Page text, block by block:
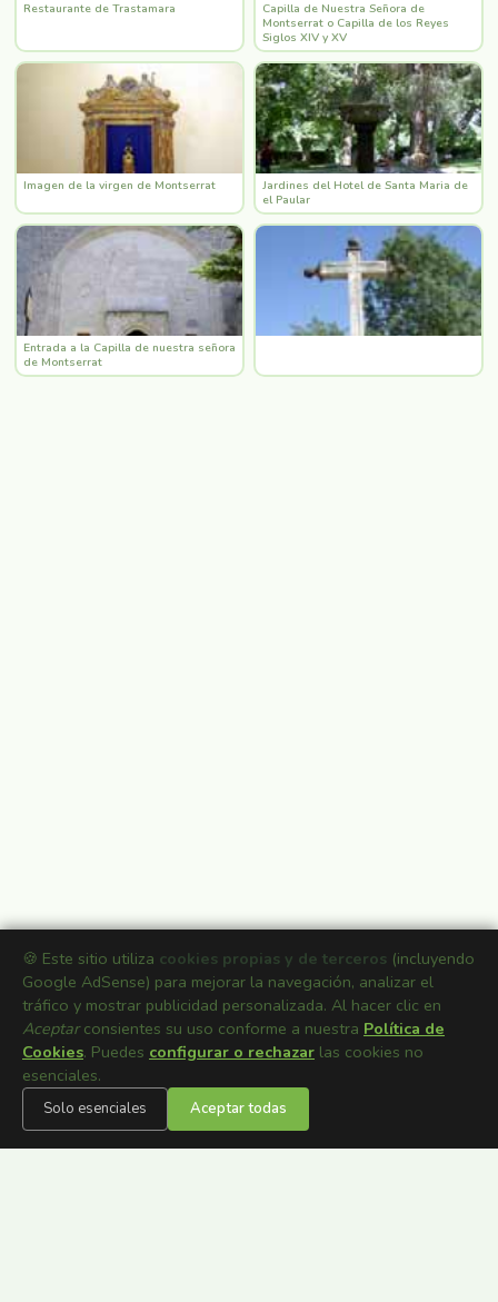
Restaurante de Trastamara
Capilla de Nuestra Señora de
Montserrat o Capilla de los Reyes
Siglos XIV y XV
Imagen de la virgen de Montserrat
Jardines del Hotel de Santa Maria de
el Paular
Entrada a la Capilla de nuestra señora
de Montserrat
🍪 Este sitio utiliza cookies propias y de terceros (incluyendo
Google AdSense) para mejorar la navegación, analizar el
tráfico y mostrar publicidad personalizada. Al hacer clic en
Aceptarconsientes su uso conforme a nuestra Política de
Cookies. Puedes configurar o rechazar las cookies no
esenciales.
Solo esenciales Aceptar todas